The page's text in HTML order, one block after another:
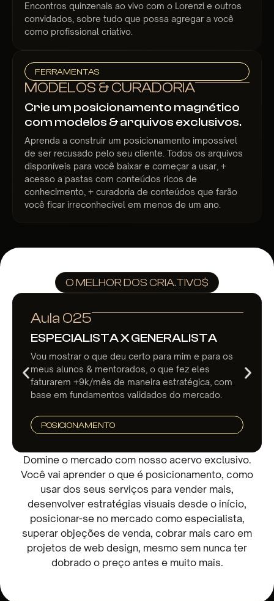
Encontros quinzenais ao vivo com o Lorenzi e outros
convidados, sobre tudo que possa agregar a você
como profissional criativo.
FERRAMENTAS
MODELOS & CURADORIA
Crie um posicionamento magnético
com modelos & arquivos exclusivos.
Aprenda a construir um posicionamento impossível
de ser recusado pelo seu cliente. Todos os arquivos
disponíveis para você baixar e começar a usar, +
acesso a pastas com conteúdos ricos de
conhecimento, + curadoria de conteúdos que farão
você ficar irreconhecível em menos de um ano.
O MELHOR DOS CRIA.TIVO$
Aula 025
ESPECIALISTA X GENERALISTA
Vou mostrar o que deu certo para mim e para os
meus alunos & mentorados, o que fez eles
faturarem +9k/mês de maneira estratégica, com
base em fundamentos validados do mercado.
POSICIONAMENTO
Domine o mercado com nosso acervo exclusivo.
Você vai aprender o que é posicionamento, como
usar dos seus serviços para vender mais,
desenvolver estratégias visuais desde o início,
posicionar-se no mercado como especialista,
superar objeções de venda, cobrar mais caro em
projetos de web design, mesmo sem nunca ter
dobrado o preço antes e muito mais.